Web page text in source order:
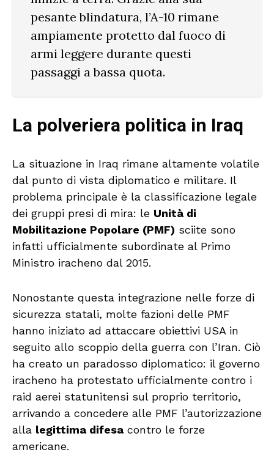
pesante blindatura, l’A-10 rimane
ampiamente protetto dal fuoco di
armi leggere durante questi
passaggi a bassa quota.
La polveriera politica in Iraq
La situazione in Iraq rimane altamente volatile
dal punto di vista diplomatico e militare. Il
problema principale è la classificazione legale
dei gruppi presi di mira: le Unità di
Mobilitazione Popolare (PMF) sciite sono
infatti ufficialmente subordinate al Primo
Ministro iracheno dal 2015.
Nonostante questa integrazione nelle forze di
sicurezza statali, molte fazioni delle PMF
hanno iniziato ad attaccare obiettivi USA in
seguito allo scoppio della guerra con l’Iran. Ciò
ha creato un paradosso diplomatico: il governo
iracheno ha protestato ufficialmente contro i
raid aerei statunitensi sul proprio territorio,
arrivando a concedere alle PMF l’autorizzazione
alla legittima difesa contro le forze
americane.